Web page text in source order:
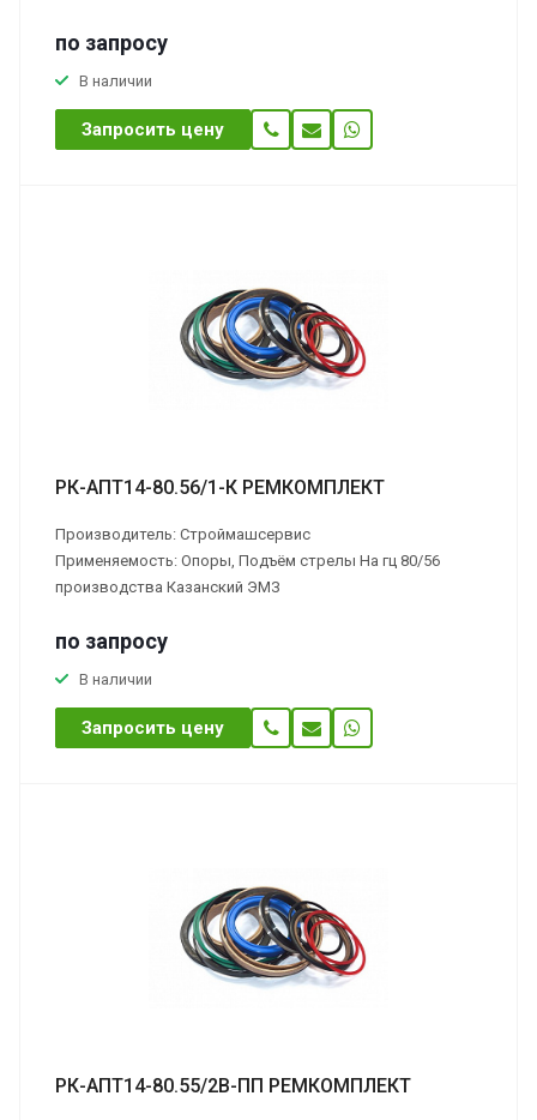
по запросу
В наличии
Запросить цену
РК-АПТ14-80.56/1-К РЕМКОМПЛЕКТ
Производитель: Строймашсервис
Применяемость: Опоры, Подъём стрелы На гц 80/56
производства Казанский ЭМЗ
по запросу
В наличии
Запросить цену
РК-АПТ14-80.55/2В-ПП РЕМКОМПЛЕКТ